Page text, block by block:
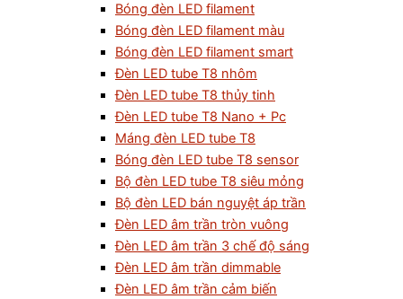
Bóng đèn LED filament
Bóng đèn LED filament màu
Bóng đèn LED filament smart
Đèn LED tube T8 nhôm
Đèn LED tube T8 thủy tinh
Đèn LED tube T8 Nano + Pc
Máng đèn LED tube T8
Bóng đèn LED tube T8 sensor
Bộ đèn LED tube T8 siêu mỏng
Bộ đèn LED bán nguyệt áp trần
Đèn LED âm trần tròn vuông
Đèn LED âm trần 3 chế độ sáng
Đèn LED âm trần dimmable
Đèn LED âm trần cảm biến